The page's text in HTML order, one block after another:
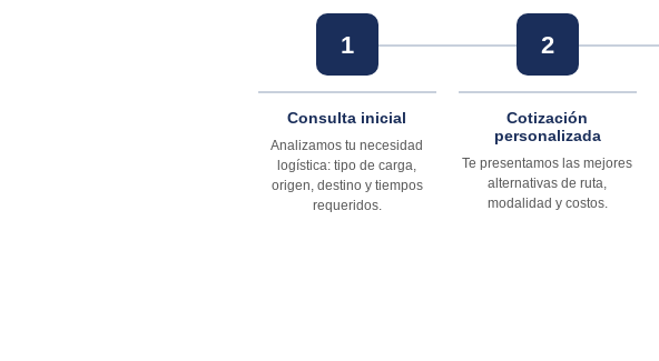
1
Consulta inicial
Analizamos tu necesidad
logística: tipo de carga,
origen, destino y tiempos
requeridos.
2
Cotización
personalizada
Te presentamos las mejores
alternativas de ruta,
modalidad y costos.